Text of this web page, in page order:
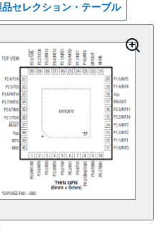
品セレクション・テーブル